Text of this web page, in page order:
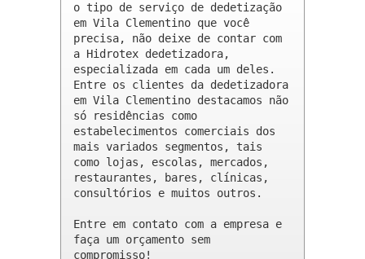
o tipo de serviço de dedetização
em Vila Clementino que você
precisa, não deixe de contar com
a Hidrotex dedetizadora,
especializada em cada um deles.
Entre os clientes da dedetizadora
em Vila Clementino destacamos não
só residências como
estabelecimentos comerciais dos
mais variados segmentos, tais
como lojas, escolas, mercados,
restaurantes, bares, clínicas,
consultórios e muitos outros.
Entre em contato com a empresa e
faça um orçamento sem
compromisso!